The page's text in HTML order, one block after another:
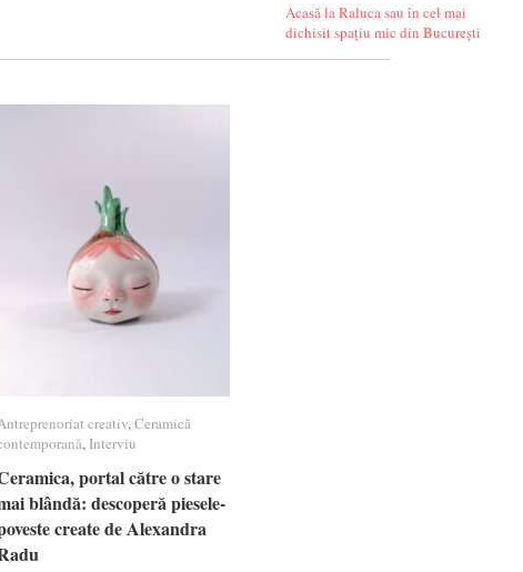
Acasă la Raluca sau în cel mai
dichisit spațiu mic din București
creativ,Ceramică
, Interviu
portal către o stare
blândă: descoperă piesele-
create de Alexandra
creativ Ceramică
Interviu
portal către o stare
blândă: descoperă piesele-
create de Alexandra